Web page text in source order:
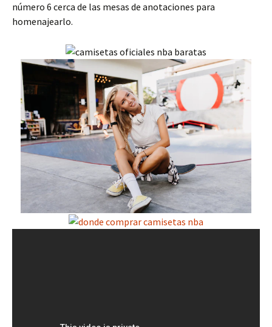
número 6 cerca de las mesas de anotaciones para
homenajearlo.